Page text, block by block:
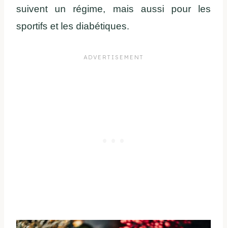
suivent un régime, mais aussi pour les
sportifs et les diabétiques.